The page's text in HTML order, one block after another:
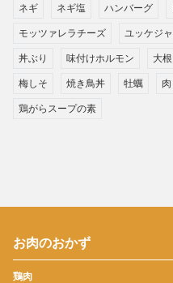
ネギ ネギ塩 ハンバーグ
モッツァレラチーズ ユッケジ
丼ぶり 味付けホルモン 大根
梅しそ 焼き鳥丼 牡蠣 肉
鶏がらスープの素
お肉のおかず
鶏肉